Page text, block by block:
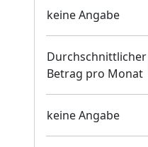
keine Angabe
Durchschnittlicher
Betrag pro Monat
keine Angabe